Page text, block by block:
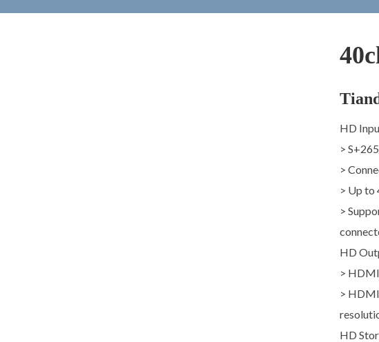
HD
>
>
> Up to
>
HD
>
>
HD